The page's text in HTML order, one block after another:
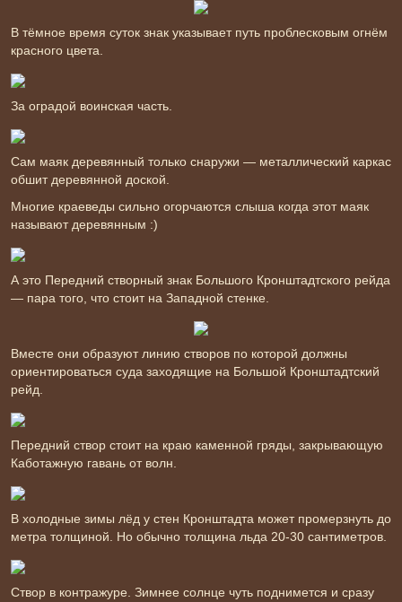
В тёмное время суток знак указывает путь проблесковым огнём
красного цвета.
За оградой воинская часть.
Сам маяк деревянный только снаружи — металлический каркас
обшит деревянной доской.
Многие краеведы сильно огорчаются слыша когда этот маяк
называют деревянным :)
А это Передний створный знак Большого Кронштадтского рейда
— пара того, что стоит на Западной стенке.
Вместе они образуют линию створов по которой должны
ориентироваться суда заходящие на Большой Кронштадтский
рейд.
Передний створ стоит на краю каменной гряды, закрывающую
Каботажную гавань от волн.
В холодные зимы лёд у стен Кронштадта может промерзнуть до
метра толщиной. Но обычно толщина льда 20-30 сантиметров.
Створ в контражуре. Зимнее солнце чуть поднимется и сразу